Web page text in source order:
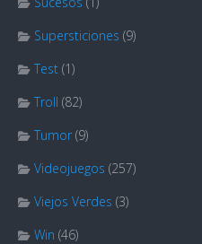
Supersticiones (9)
Test (1)
Troll (82)
Tumor (9)
Videojuegos (257)
Viejos Verdes (3)
Win (46)